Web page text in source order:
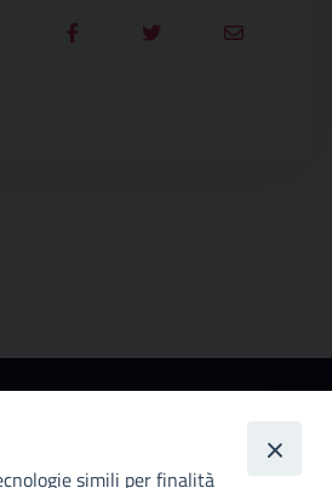
di
simili per finalità